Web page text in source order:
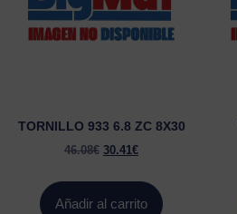
TORNILLO 933 6.8 ZC 8X30
46.08€ 30.41€
Añadir al carrito